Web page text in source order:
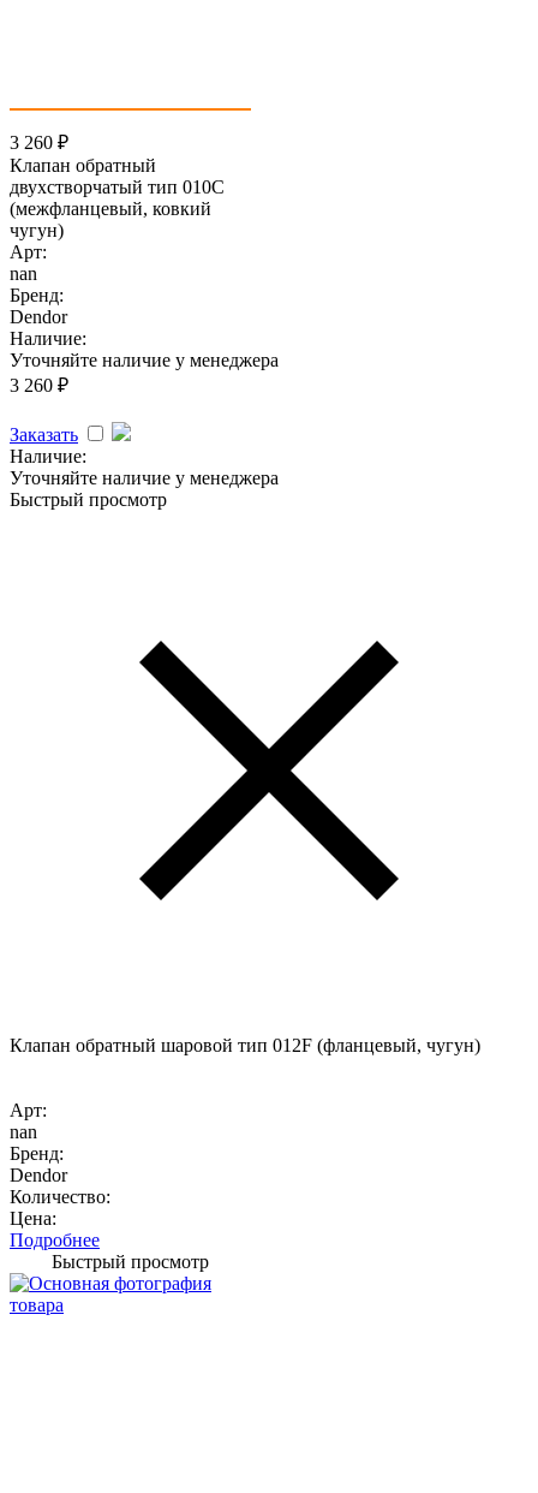
3 260 ₽
Клапан обратный
двухстворчатый тип 010C
(межфланцевый, ковкий
чугун)
Арт:
nan
Бренд:
Dendor
Наличие:
Уточняйте наличие у менеджера
3 260 ₽
Заказать
Наличие:
Уточняйте наличие у менеджера
Быстрый просмотр
Клапан обратный шаровой тип 012F (фланцевый, чугун)
Арт:
nan
Бренд:
Dendor
Количество:
Цена:
Подробнее
Быстрый просмотр